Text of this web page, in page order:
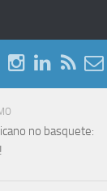
no basquete: